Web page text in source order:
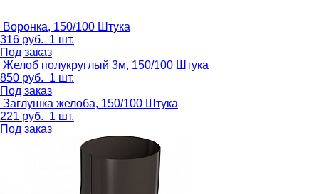
Воронка, 150/100 Штука
316 руб. 1 шт.
Под заказ
Желоб полукруглый 3м, 150/100 Штука
850 руб. 1 шт.
Под заказ
Заглушка желоба, 150/100 Штука
221 руб. 1 шт.
Под заказ